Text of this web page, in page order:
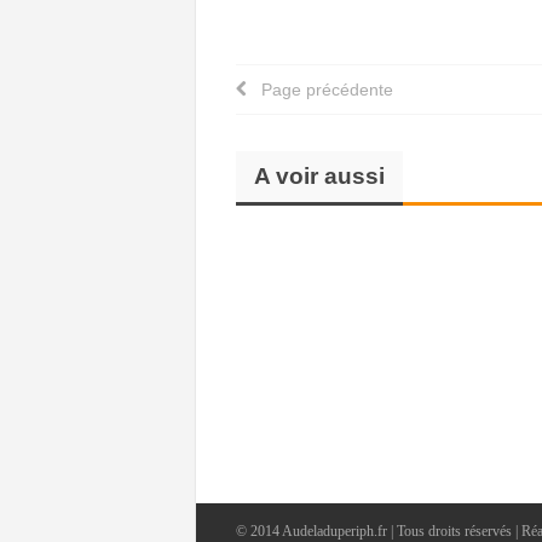
Page précédente
A voir aussi
© 2014 Audeladuperiph.fr | Tous droits réservés |